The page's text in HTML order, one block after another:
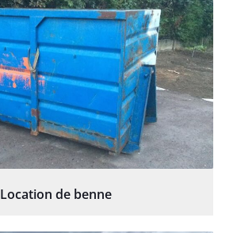
Location de benne